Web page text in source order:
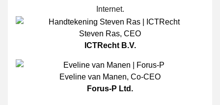
Internet.
Steven Ras, CEO
ICTRecht B.V.
Eveline van Manen, Co-CEO
Forus-P Ltd.